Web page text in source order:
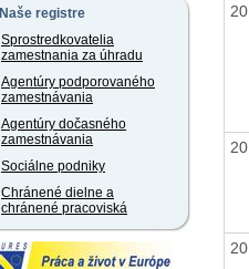
Naše registre
Sprostredkovatelia
zamestnania za úhradu
Agentúry podporovaného
zamestnávania
Agentúry dočasného
zamestnávania
Sociálne podniky
Chránené dielne a
chránené pracoviská